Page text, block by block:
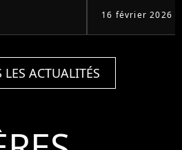
16 février 2026
LES ACTUALITÉS